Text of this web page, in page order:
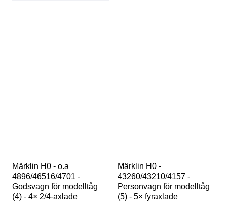
Märklin H0 - o.a
4896/46516/4701 -
Godsvagn för modelltåg
(4) - 4× 2/4-axlade
Märklin H0 -
43260/43210/4157 -
Personvagn för modelltåg
(5) - 5× fyraxlade